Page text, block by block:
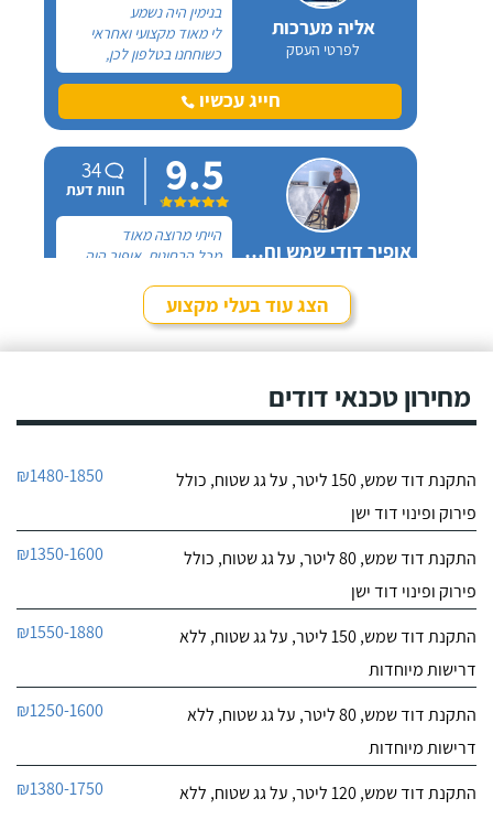
אליה מערכות
לפרטי העסק
בנימין היה נשמע
לי מאוד מקצועי ואחראי
כשוחחנו בטלפון לכן,
הזמנתי אותו להחלפת דוד
שמש וקולטים בבניין בו אני
גרה והוא אכן נתן שירות
עבודה נקייה ומסודרת.
חייג עכשיו
אופיר דודי שמש וחשמל
9.5
34
חוות דעת
הייתי מרוצה מאוד
מכל הבחינות, אופיר היה
לראות את המיקום של
ההתקנה, המחיר היה הוגן
היה לארג' והשאיר נקי
חייג עכשיו
שביט דודי שמש וחשמל בע"מ
לפרטי העסק
דודי שמש" שירות טוב,
חייג עכשיו
הצג עוד בעלי מקצוע
מחירון טכנאי דודים
התקנת דוד שמש, 150 ליטר, על גג שטוח, כולל
פירוק ופינוי דוד ישן
₪1480-1850
התקנת דוד שמש, 80 ליטר, על גג שטוח, כולל
פירוק ופינוי דוד ישן
₪1350-1600
התקנת דוד שמש, 150 ליטר, על גג שטוח, ללא
דרישות מיוחדות
₪1550-1880
התקנת דוד שמש, 80 ליטר, על גג שטוח, ללא
דרישות מיוחדות
₪1250-1600
התקנת דוד שמש, 120 ליטר, על גג שטוח, ללא
₪1380-1750